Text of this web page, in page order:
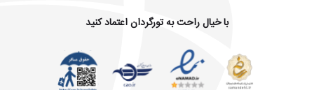
با خیال راحت به تورگردان اعتماد کنید